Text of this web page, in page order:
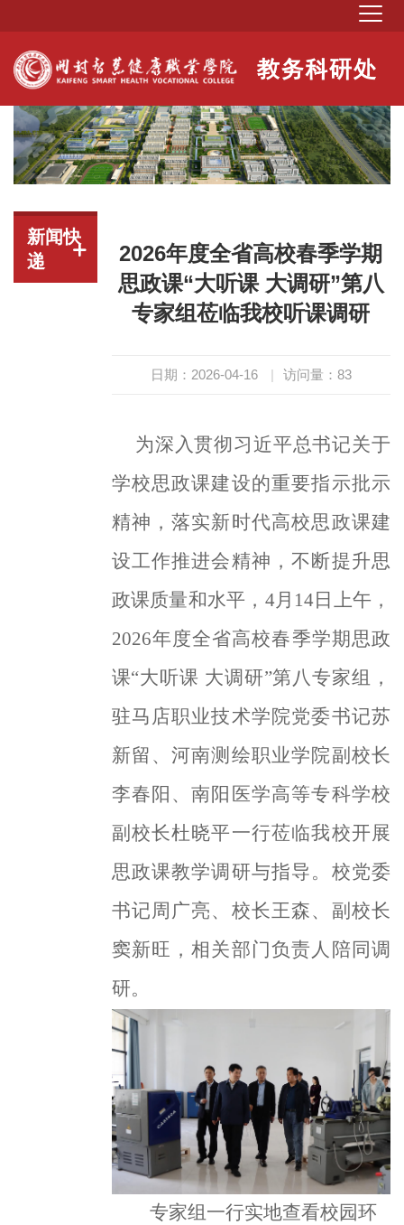
新闻快
递
2026年度全省高校春季学期
思政课“大听课 大调研”第八
专家组莅临我校听课调研
日期：2026-04-16 | 访问量： 83
为深入贯彻习近平总书记关于
学校思政课建设的重要指示批示
精神，落实新时代高校思政课建
设工作推进会精神，不断提升思
政课质量和水平， 4月 14日上午，
2026年度全省高校春季学期思政
课“大听课 大调研”第八专家组，
驻马店职业技术学院党委书记苏
新留、河南测绘职业学院副校长
李春阳、南阳医学高等专科学校
副校长杜晓平一行莅临我校开展
思政课教学调研与指导。校党委
书记周广亮、校长王森、副校长
窦新旺，相关部门负责人陪同调
研。
专家组一行实地查看校园环